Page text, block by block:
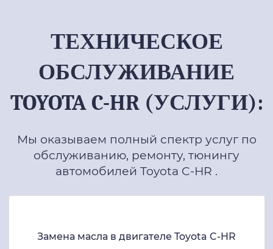
ТЕХНИЧЕСКОЕ
ОБСЛУЖИВАНИЕ
TOYOTA C-HR (УСЛУГИ):
Мы оказываем полный спектр услуг по
обслуживанию, ремонту, тюнингу
автомобилей Toyota C-HR .
Замена масла в двигателе Toyota C-HR